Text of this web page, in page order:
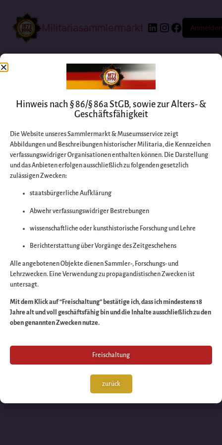
Militariasammlermarkt Anmelden
Entschuldigen Sie
bitte die
Wir arbeiten an
großartigen Sache
schauen Sie bald
wieder vorbei!
Hinweis nach § 86/§ 86a StGB, sowie zur Alters- &
Geschäftsfähigkeit
Die Website unseres Sammlermarkt & Museumsservice zeigt
Abbildungen und Beschreibungen historischer Militaria, die Kennzeichen
verfassungswidriger Organisationen enthalten können. Die Darstellung
und das Anbieten erfolgen ausschließlich zu folgenden gesetzlich
zulässigen Zwecken:
staatsbürgerliche Aufklärung
Abwehr verfassungswidriger Bestrebungen
wissenschaftliche oder kunsthistorische Forschung und Lehre
Berichterstattung über Vorgänge des Zeitgeschehens
Alle angebotenen Objekte dienen Sammler-, Forschungs- und
Lehrzwecken. Eine Verwendung zu propagandistischen Zwecken ist
untersagt.
Mit dem Klick auf “Freischaltung” bestätige ich, dass ich mindestens 18
Jahre alt und voll geschäftsfähig bin und die Inhalte ausschließlich zu den
oben genannten Zwecken nutze.
Freischaltung
zurück